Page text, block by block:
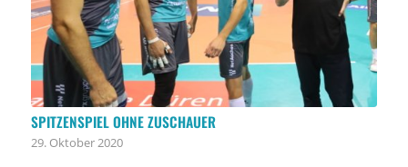
SPITZENSPIEL OHNE ZUSCHAUER
29. Oktober 2020